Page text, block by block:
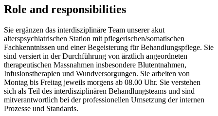
Role and responsibilities
Sie ergänzen das interdisziplinäre Team unserer akut
alterspsychiatrischen Station mit pflegerischen/somatischen
Fachkenntnissen und einer Begeisterung für Behandlungspflege. Sie
sind versiert in der Durchführung von ärztlich angeordneten
therapeutischen Massnahmen insbesondere Blutentnahmen,
Infusionstherapien und Wundversorgungen. Sie arbeiten von
Montag bis Freitag jeweils morgens ab 08.00 Uhr. Sie verstehen
sich als Teil des interdisziplinären Behandlungsteams und sind
mitverantwortlich bei der professionellen Umsetzung der internen
Prozesse und Standards.